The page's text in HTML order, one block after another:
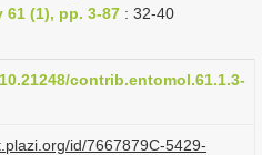
i
a
(1), pp. 3-87 : 32-40
contrib.entomol.61.1.3-
id/7667879C-5429-